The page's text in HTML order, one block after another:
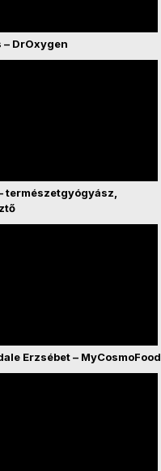
DrOxygen
természetgyógyász,
Erzsébet – MyCosmoFood